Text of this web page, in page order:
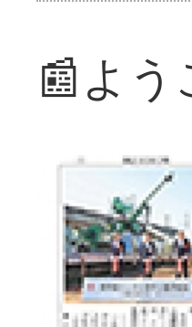
📰よ